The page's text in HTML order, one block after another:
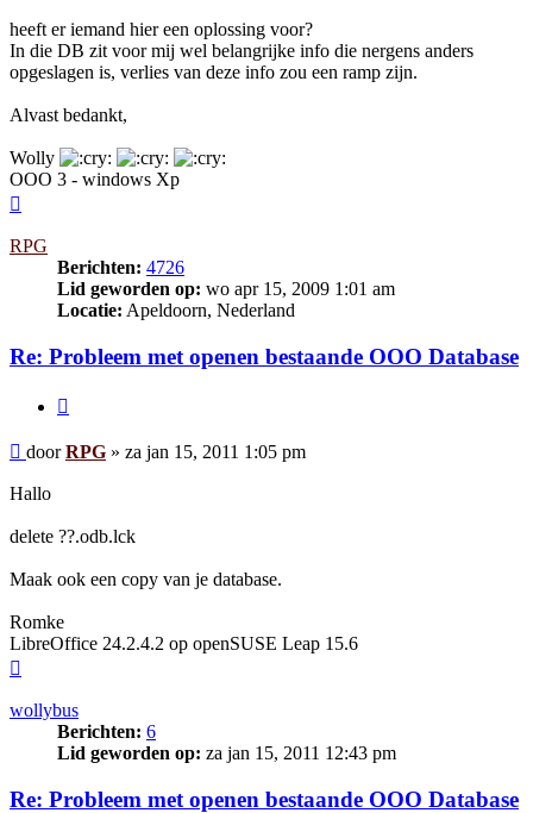
heeft er iemand hier een oplossing voor?
In die DB zit voor mij wel belangrijke info die nergens anders
opgeslagen is, verlies van deze info zou een ramp zijn.
Alvast bedankt,
Wolly
OOO 3 - windows Xp
RPG
Berichten: 4726
Lid geworden op: wo apr 15, 2009 1:01 am
Locatie: Apeldoorn, Nederland
Re: Probleem met openen bestaande OOO Database
Bericht
doorRPG » za jan 15, 2011 1:05 pm
Hallo
delete ??.odb.lck
Maak ook een copy van je database.
Romke
LibreOffice 24.2.4.2 op openSUSE Leap 15.6
wollybus
Berichten: 6
Lid geworden op: za jan 15, 2011 12:43 pm
Re: Probleem met openen bestaande OOO Database